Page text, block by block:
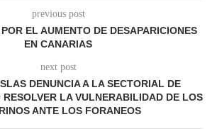
previous post
EL AUMENTO DE DESAPARICIONES
EN CANARIAS
next post
DENUNCIA A LA SECTORIAL DE
RESOLVER LA VULNERABILIDAD DE LOS
ANTE LOS FORANEOS